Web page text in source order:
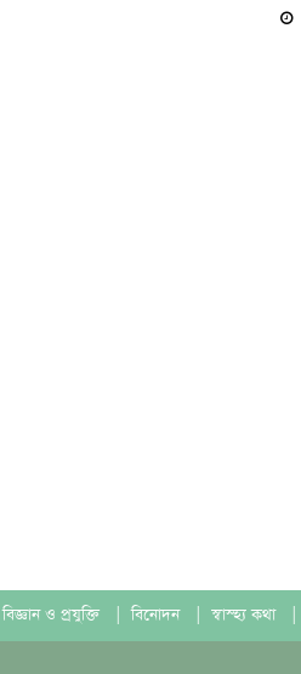
বিজ্ঞান ও প্রযুক্তি বিনোদন স্বাস্হ্য কথা